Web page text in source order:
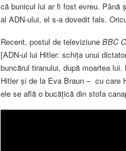
că bunicul lui ar fi fost evreu. Până
al ADN-ului, el s-a dovedit fals.
Recent, postul de televiziuneBBC
[ADN-ul lui Hitler: schița unui
buncărul tiranului, după moartea
Hitler și de la Eva Braun – cu care
ele se află o bucățică din stofa